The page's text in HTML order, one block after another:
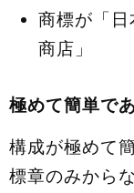
商標が「
商店」
極めて簡単で
構成が極めて
標章のみから